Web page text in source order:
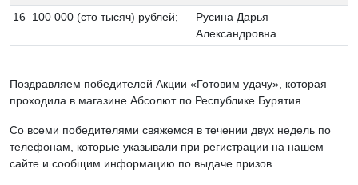
16 100 000 (сто тысяч) рублей;
Русина Дарья
Александровна
Поздравляем победителей Акции «Готовим удачу», которая
проходила в магазине Абсолют по Республике Бурятия.
Со всеми победителями свяжемся в течении двух недель по
телефонам, которые указывали при регистрации на нашем
сайте и сообщим информацию по выдаче призов.